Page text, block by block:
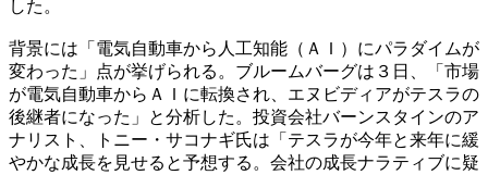
した。
背景には「電気自動車から人工知能（ＡＩ）にパラダイムが
変わった」点が挙げられる。ブルームバーグは３日、「市場
が電気自動車からＡＩに転換され、エヌビディアがテスラの
後継者になった」と分析した。投資会社バーンスタインのア
ナリスト、トニー・サコナギ氏は「テスラが今年と来年に緩
やかな成長を見せると予想する。会社の成長ナラティブに疑